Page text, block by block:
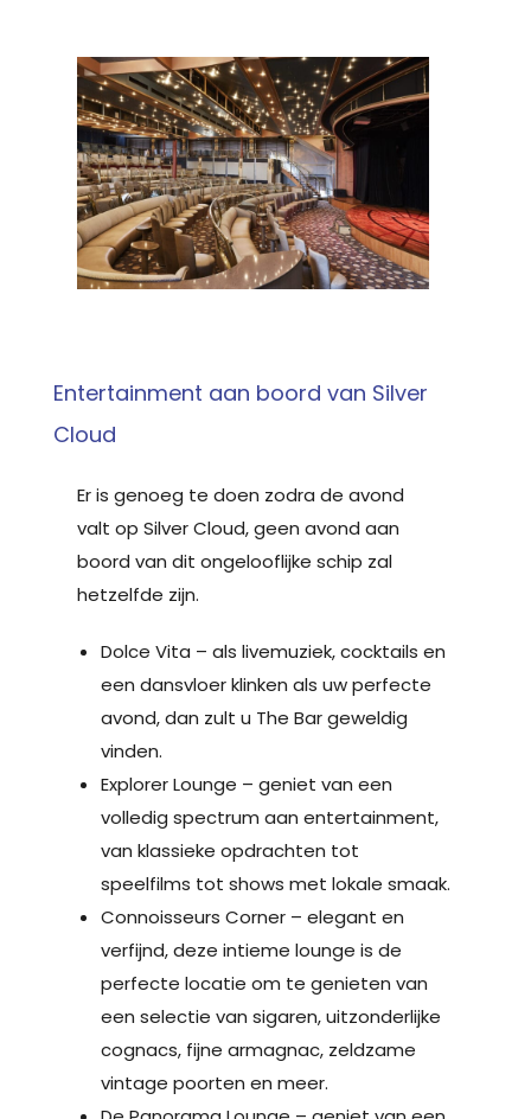
Entertainment aan boord van Silver
Cloud
Er is genoeg te doen zodra de avond
valt op Silver Cloud, geen avond aan
boord van dit ongelooflijke schip zal
hetzelfde zijn.
Dolce Vita – als livemuziek, cocktails en
een dansvloer klinken als uw perfecte
avond, dan zult u The Bar geweldig
vinden.
Explorer Lounge – geniet van een
volledig spectrum aan entertainment,
van klassieke opdrachten tot
speelfilms tot shows met lokale smaak.
Connoisseurs Corner – elegant en
verfijnd, deze intieme lounge is de
perfecte locatie om te genieten van
een selectie van sigaren, uitzonderlijke
cognacs, fijne armagnac, zeldzame
vintage poorten en meer.